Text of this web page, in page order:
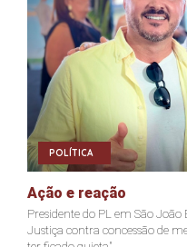
POLÍTICA
Ação e reação
Presidente do PL em São
Justiça contra concessão de